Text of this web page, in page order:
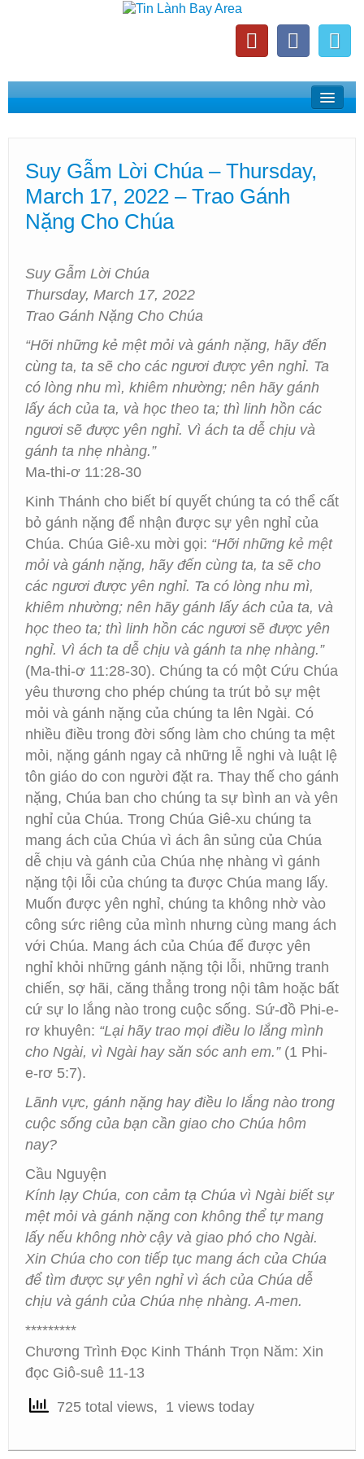
Home
Phát Thanh Tin Lành Bay Area
Các Hội Thánh Bắc California
Suy Gẫm Lời Chúa – Thursday,
March 17, 2022 – Trao Gánh
Nặng Cho Chúa
Suy Gẫm Lời Chúa
Thursday, March 17, 2022
Trao Gánh Nặng Cho Chúa
“Hỡi những kẻ mệt mỏi và gánh nặng, hãy đến
cùng ta, ta sẽ cho các ngươi được yên nghỉ. Ta
có lòng nhu mì, khiêm nhường; nên hãy gánh
lấy ách của ta, và học theo ta; thì linh hồn các
ngươi sẽ được yên nghỉ. Vì ách ta dễ chịu và
gánh ta nhẹ nhàng.”
Ma-thi-ơ 11:28-30
Kinh Thánh cho biết bí quyết chúng ta có thể cất
bỏ gánh nặng để nhận được sự yên nghỉ của
Chúa. Chúa Giê-xu mời gọi: “Hỡi những kẻ mệt
mỏi và gánh nặng, hãy đến cùng ta, ta sẽ cho
các ngươi được yên nghỉ. Ta có lòng nhu mì,
khiêm nhường; nên hãy gánh lấy ách của ta, và
học theo ta; thì linh hồn các ngươi sẽ được yên
nghỉ. Vì ách ta dễ chịu và gánh ta nhẹ nhàng.”
(Ma-thi-ơ 11:28-30). Chúng ta có một Cứu Chúa
yêu thương cho phép chúng ta trút bỏ sự mệt
mỏi và gánh nặng của chúng ta lên Ngài. Có
nhiều điều trong đời sống làm cho chúng ta mệt
mỏi, nặng gánh ngay cả những lễ nghi và luật lệ
tôn giáo do con người đặt ra. Thay thế cho gánh
nặng, Chúa ban cho chúng ta sự bình an và yên
nghỉ của Chúa. Trong Chúa Giê-xu chúng ta
mang ách của Chúa vì ách ân sủng của Chúa
dễ chịu và gánh của Chúa nhẹ nhàng vì gánh
nặng tội lỗi của chúng ta được Chúa mang lấy.
Muốn được yên nghỉ, chúng ta không nhờ vào
công sức riêng của mình nhưng cùng mang ách
với Chúa. Mang ách của Chúa để được yên
nghỉ khỏi những gánh nặng tội lỗi, những tranh
chiến, sợ hãi, căng thẳng trong nội tâm hoặc bất
cứ sự lo lắng nào trong cuộc sống. Sứ-đồ Phi-e-
rơ khuyên: “Lại hãy trao mọi điều lo lắng mình
cho Ngài, vì Ngài hay săn sóc anh em.”(1 Phi-
e-rơ 5:7).
Lãnh vực, gánh nặng hay điều lo lắng nào trong
cuộc sống của bạn cần giao cho Chúa hôm
nay?
Cầu Nguyện
Kính lạy Chúa, con cảm tạ Chúa vì Ngài biết sự
mệt mỏi và gánh nặng con không thể tự mang
lấy nếu không nhờ cậy và giao phó cho Ngài.
Xin Chúa cho con tiếp tục mang ách của Chúa
để tìm được sự yên nghỉ vì ách của Chúa dễ
chịu và gánh của Chúa nhẹ nhàng. A-men.
*********
Chương Trình Đọc Kinh Thánh Trọn Năm: Xin
đọc Giô-suê 11-13
725 total views, 1 views today